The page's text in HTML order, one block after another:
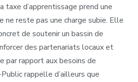
taxe d’apprentissage prend une
ne reste pas une charge subie. Elle
de soutenir un bassin de
des partenariats locaux et
par rapport aux besoins de
rappelle d’ailleurs que